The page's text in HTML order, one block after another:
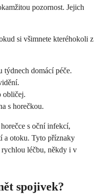
pozornost. Jejich
si všimnete kteréhokoli z
týdnech domácí péče.
obličej.
s horečkou.
s oční infekcí,
a otoku. Tyto příznaky
léčbu, někdy i v
spojivek?